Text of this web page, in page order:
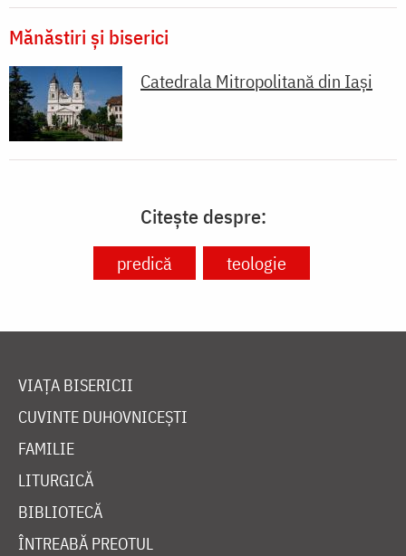
Mănăstiri și biserici
Catedrala Mitropolitană din Iaşi
Citește despre:
predică teologie
VIAȚA BISERICII
CUVINTE DUHOVNICEȘTI
FAMILIE
LITURGICĂ
BIBLIOTECĂ
ÎNTREABĂ PREOTUL